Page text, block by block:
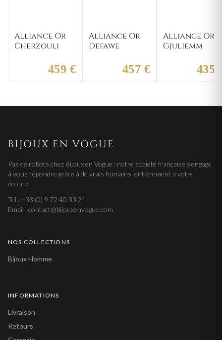
Alliance Or
Cherzouli
459 €
Alliance Or
Defawe
457 €
Alliance Or
Gjuliemm
435
BIJOUX EN VOGUE
Pas de robots chez Bijoux en Vogue : notre société française s'engage
à vous répondre grâce à de vrais humains, entièrement à votre
écoute.
Tel : +33 (0) 9 72 40 33 21
Email : contact@bijouxenvogue.com
NOS COLLECTIONS
Bijoux Homme
INFORMATIONS
Livraison
Retours